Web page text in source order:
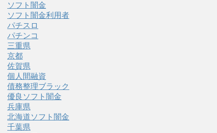
ソフト闇金
ソフト闇金利用者
パチスロ
パチンコ
三重県
京都
佐賀県
個人間融資
債務整理ブラック
優良ソフト闇金
兵庫県
北海道ソフト闇金
千葉県